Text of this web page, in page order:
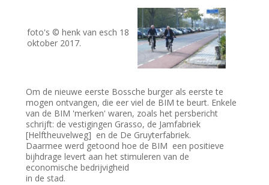
foto's © henk van esch 18
oktober 2017.
Om de nieuwe eerste Bossche burger als eerste te
mogen ontvangen, die eer viel de BIM te beurt. Enkele
van de BIM 'merken' waren, zoals het persbericht
schrijft: de vestigingen Grasso, de Jamfabriek
[Helftheuvelweg] en de De Gruyterfabriek.
Daarmee werd getoond hoe de BIM een positieve
bijhdrage levert aan het stimuleren van de
economische bedrijvigheid
in de stad.